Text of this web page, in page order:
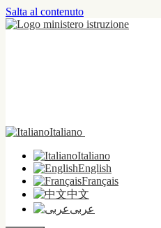
Salta al contenuto
Italiano
Italiano
English
Français
中文
عربى